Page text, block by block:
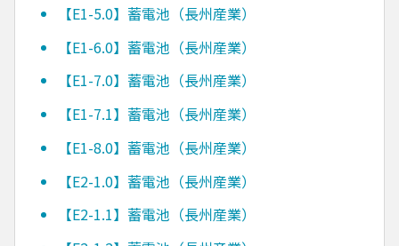
【E1-5.0】蓄電池（長州産業）
【E1-6.0】蓄電池（長州産業）
【E1-7.0】蓄電池（長州産業）
【E1-7.1】蓄電池（長州産業）
【E1-8.0】蓄電池（長州産業）
【E2-1.0】蓄電池（長州産業）
【E2-1.1】蓄電池（長州産業）